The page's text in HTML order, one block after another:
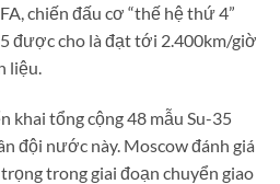
chiến đấu cơ “thế hệ thứ 4”
được cho là đạt tới 2.400km/giờ
liệu.
khai tổng cộng 48 mẫu Su-35
đội nước này. Moscow đánh giá
trong giai đoạn chuyển giao